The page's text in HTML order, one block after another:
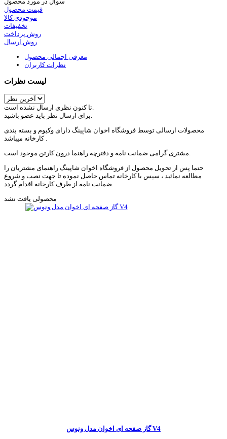
قیمت محصول
موجودی کالا
تخفیفات
روش پرداخت
روش ارسال
معرفی اجمالی محصول
نظرات کاربران
لیست نظرات
محصولات ارسالی توسط فروشگاه اخوان شاپینگ دارای وکیوم و بسته بندی
کارخانه میباشد .
حتما پس از تحویل محصول از فروشگاه اخوان شاپینگ راهنمای مشتریان را
مطالعه نمائید ، سپس با کارخانه تماس حاصل نموده تا جهت نصب و شروع
محصولی یافت نشد
گاز صفحه ای اخوان مدل ونوس V4